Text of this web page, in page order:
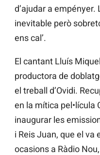
d’ajudar a empényer.
inevitable però
ens cal’.
El cantant Lluís
productora de
el treball d’Ovidi.
en la mítica pel•lícula
inaugurar les
i Reis Juan, que el
ocasions a Ràdio